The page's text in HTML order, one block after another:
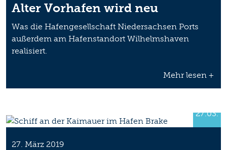
Alter Vorhafen wird neu
Was die Hafengesellschaft Niedersachsen Ports
außerdem am Hafenstandort Wilhelmshaven
realisiert.
Mehr lesen +
27.03.
27. März 2019